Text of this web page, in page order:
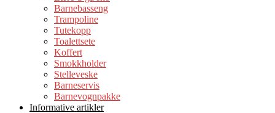
Barnebasseng
Trampoline
Tutekopp
Toalettsete
Koffert
Smokkholder
Stelleveske
Barneservis
Barnevognpakke
Informative artikler